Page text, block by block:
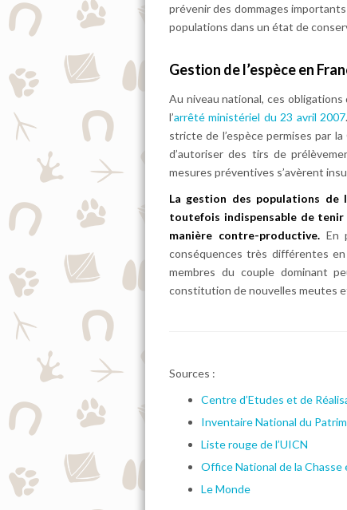
prévenir des dommages
populations dans un état de
Gestion de l’espèce en
Au niveau national, ces
l’arrêté ministériel du 23 avril 2007
stricte de l’espèce permises par
d’autoriser des tirs de
mesures préventives s’avèrent
La gestion des populations de
toutefois indispensable de
manière contre-productive. En
conséquences très différentes
membres du couple dominant
constitution de nouvelles meutes
Sources :
Centre d’Etudes et de
Inventaire National du
Liste rouge de l’UICN
Office National de la Chasse
Le Monde